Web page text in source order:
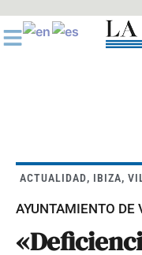
al
contenido
ACTUALIDAD, IBIZA,
AYUNTAMIENTO DE